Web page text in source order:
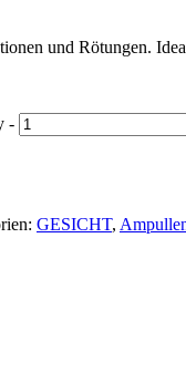
und Rötungen.
-
GESICHT,